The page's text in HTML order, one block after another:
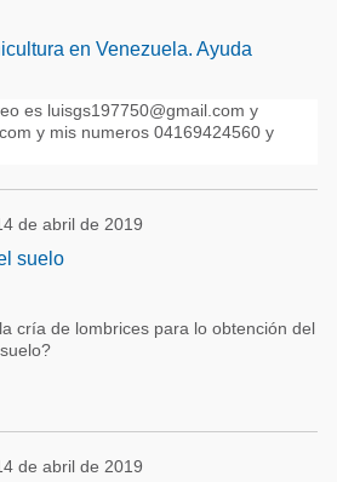
en Venezuela. Ayuda
es luisgs197750@gmail.com y
y mis numeros 04169424560 y
de abril de 2019
suelo
cría de lombrices para lo obtención del
de abril de 2019